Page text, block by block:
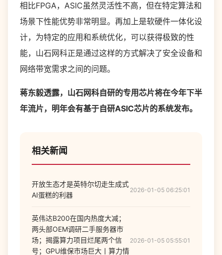
相比FPGA，ASIC虽然灵活性不高，但在特定算法和
场景下性能优势非常明显。再加上是软硬件一体化设
计，为特定的应用和系统优化，可以获得极致的性
能，山石网科正是通过这样的方式解决了安全设备和
网络带宽需求之间的问题。
蒋东毅透露，山石网科自研的专用芯片将在今年下半
年流片，明年会有基于自研ASIC芯片的系统发布。
相关新闻
开放生态才是英特尔切走生成式
AI蛋糕的利器
2026-01-05 06:25:01
英伟达B200在国内热度大减；
两头部OEM调研二手服务器市
场；揭露算力项目烂尾两个信
号；GPU维保市场巨大丨算力情
2026-01-05 05:55:01